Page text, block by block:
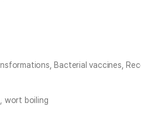
Bacterial vaccines,
wort boiling